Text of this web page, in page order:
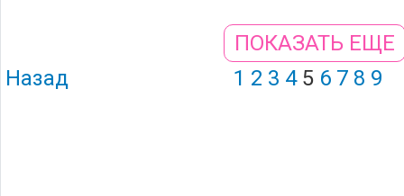
ПОКАЗАТЬ ЕЩЕ
Назад
1 2 3 4 5 6 7 8 9